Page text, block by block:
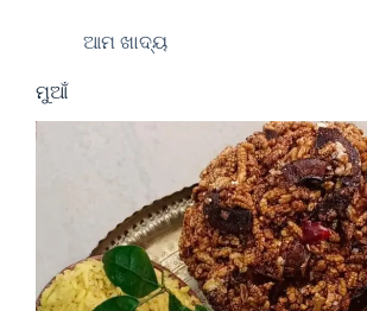
ଆମ ଖାଦ୍ୟ
ମୁଆଁ